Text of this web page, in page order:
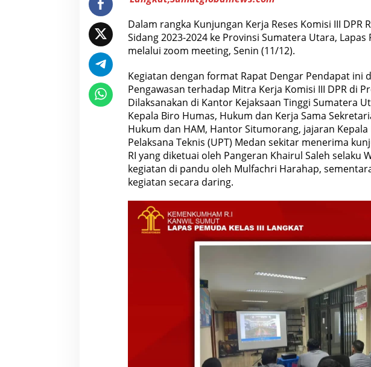
S
e
c
a
D
r
i
n
g
Dalam rangka Kunjungan Kerja Reses Komisi III DPR
Sidang 2023-2024 ke Provinsi Sumatera Utara,
melalui zoom meeting, Senin (11/12).
Kegiatan dengan format Rapat Dengar Pendapat ini
Pengawasan terhadap Mitra Kerja Komisi III DPR di
Dilaksanakan di Kantor Kejaksaan Tinggi Sumatera
Kepala Biro Humas, Hukum dan Kerja Sama
Hukum dan HAM, Hantor Situmorang, jajaran
Pelaksana Teknis (UPT) Medan sekitar menerima
RI yang diketuai oleh Pangeran Khairul Saleh selaku
kegiatan di pandu oleh Mulfachri Harahap,
kegiatan secara daring.